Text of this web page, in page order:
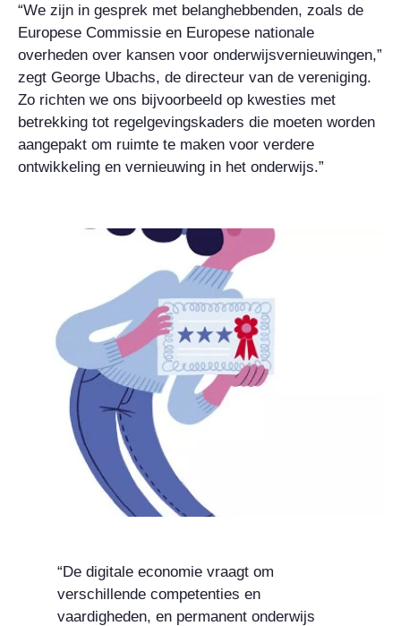
“We zijn in gesprek met belanghebbenden, zoals de
Europese Commissie en Europese nationale
overheden over kansen voor onderwijsvernieuwingen,”
zegt George Ubachs, de directeur van de vereniging.
Zo richten we ons bijvoorbeeld op kwesties met
betrekking tot regelgevingskaders die moeten worden
aangepakt om ruimte te maken voor verdere
ontwikkeling en vernieuwing in het onderwijs.”
“De digitale economie vraagt om
verschillende competenties en
vaardigheden, en permanent onderwijs